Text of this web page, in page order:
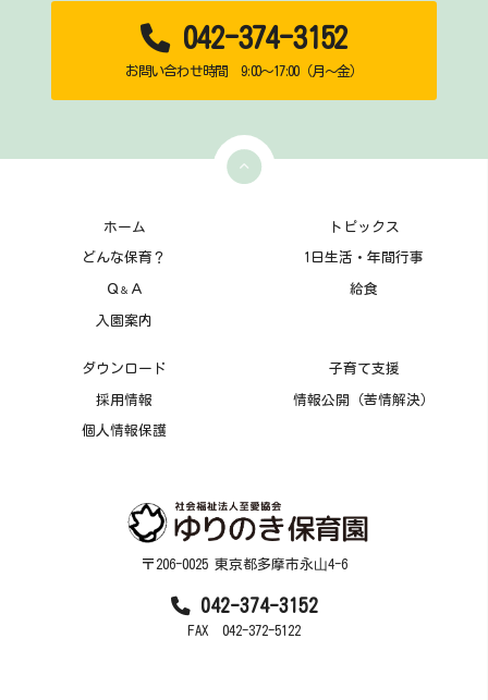
042-374-3152
お問い合わせ時間 9:00～17:00（月～金）
ホーム トピックス
どんな保育？ 1日生活・年間行事
Ｑ ＆ Ａ 給食
入園案内
ダウンロード 子育て支援
採用情報 情報公開（苦情解決）
個人情報保護
〒206-0025 東京都多摩市永⼭4-6
042-374-3152
FAX 042-372-5122